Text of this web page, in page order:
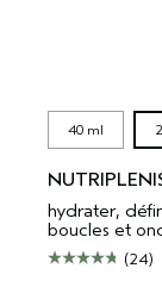
40 ml
hydrater,
boucles et
(24)